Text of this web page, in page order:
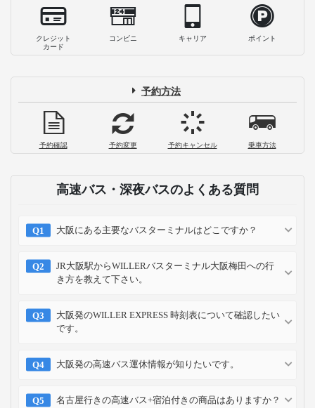
クレジット
カード
コンビニ キャリア ポイント
予約方法
予約確認 予約変更 予約キャンセル 乗車方法
高速バス・深夜バスのよくある質問
大阪にある主要なバスターミナルはどこですか？
JR大阪駅からWILLERバスターミナル大阪梅田への行
き方を教えて下さい。
大阪発のWILLER EXPRESS 時刻表について確認したい
です。
大阪発の高速バス運休情報が知りたいです。
名古屋行きの高速バス+宿泊付きの商品はありますか？